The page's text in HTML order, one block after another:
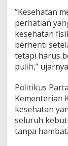
”Kesehatan
perhatian
kesehatan
berhenti
tetapi harus
pulih,”
Politikus
Kementerian
kesehatan
seluruh
tanpa